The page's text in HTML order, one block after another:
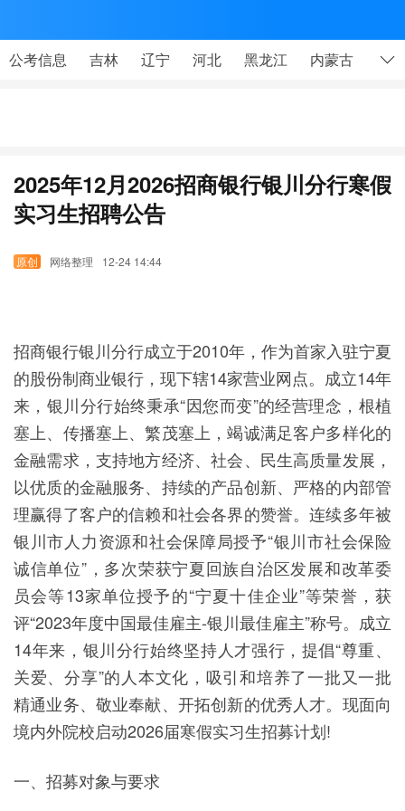
公考信息 吉林 辽宁 河北 黑龙江 内蒙古 山东
2025年12月2026招商银行银川分行寒假
实习生招聘公告
网络整理 12-24 14:44
招商银行银川分行成立于2010年，作为首家入驻宁夏
的股份制商业银行，现下辖14家营业网点。成立14年
来，银川分行始终秉承“因您而变”的经营理念，根植
塞上、传播塞上、繁茂塞上，竭诚满足客户多样化的
金融需求，支持地方经济、社会、民生高质量发展，
以优质的金融服务、持续的产品创新、严格的内部管
理赢得了客户的信赖和社会各界的赞誉。连续多年被
银川市人力资源和社会保障局授予“银川市社会保险
诚信单位”，多次荣获宁夏回族自治区发展和改革委
员会等13家单位授予的“宁夏十佳企业”等荣誉，获
评“2023年度中国最佳雇主-银川最佳雇主”称号。成立
14年来，银川分行始终坚持人才强行，提倡“尊重、
关爱、分享”的人本文化，吸引和培养了一批又一批
精通业务、敬业奉献、开拓创新的优秀人才。现面向
境内外院校启动2026届寒假实习生招募计划!
一、招募对象与要求